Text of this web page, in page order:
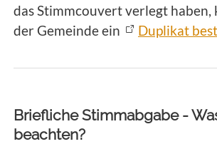
das Stimmcouvert verlegt haben,
der Gemeinde ein
Duplikat
Briefliche Stimmabgabe -
beachten?